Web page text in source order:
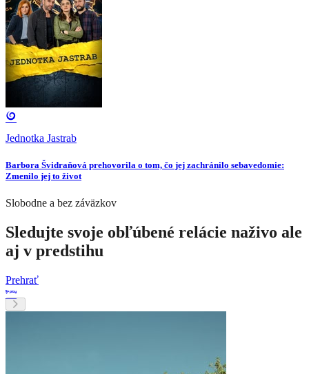
Jednotka Jastrab
Barbora Švidraňová prehovorila o tom, čo jej zachránilo sebavedomie:
Zmenilo jej to život
Slobodne a bez záväzkov
Sledujte svoje obľúbené relácie naživo ale
aj v predstihu
Prehrať